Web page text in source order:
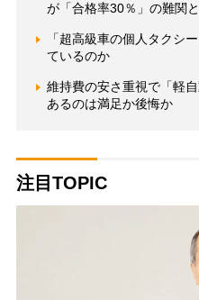
が「合格率30％」の難関
「超高級車の個人タクシ
ているのか
維持費の安さ重視で「軽
あるのは満足か後悔か
注目TOPIC